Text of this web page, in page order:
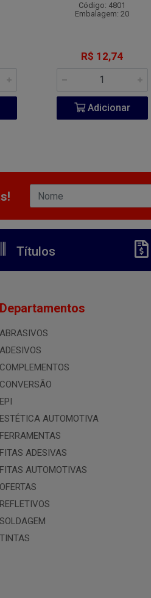
Código: 4801
Embalagem: 20
R$ 12,74
Adicionar
Títulos
Departamentos
ABRASIVOS
ADESIVOS
COMPLEMENTOS
CONVERSÃO
EPI
ESTÉTICA AUTOMOTIVA
FERRAMENTAS
FITAS ADESIVAS
FITAS AUTOMOTIVAS
OFERTAS
REFLETIVOS
SOLDAGEM
TINTAS